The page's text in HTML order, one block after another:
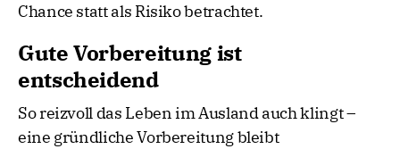
Chance statt als Risiko betrachtet.
Gute Vorbereitung ist
entscheidend
So reizvoll das Leben im Ausland auch klingt –
eine gründliche Vorbereitung bleibt